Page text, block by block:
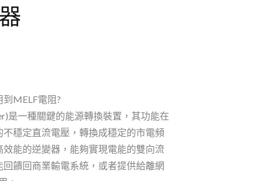
MELF電阻?
是一種關鍵的能源轉換裝置，其功能在
穩定直流電壓，轉換成穩定的市電頻
能的逆變器，能夠實現電能的雙向流
饋回商業輸電系統，或者提供給離網